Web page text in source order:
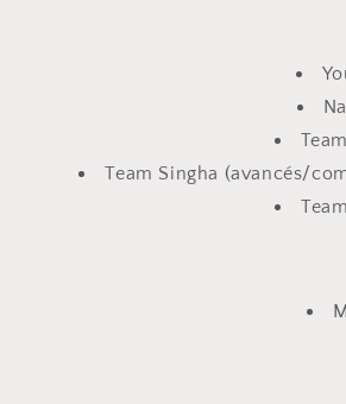
Team Singha (avancés/